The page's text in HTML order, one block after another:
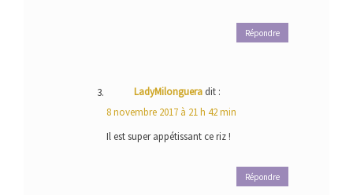
Répondre
LadyMilonguera dit :
8 novembre 2017 à 21 h 42 min
Il est super appétissant ce riz !
Répondre